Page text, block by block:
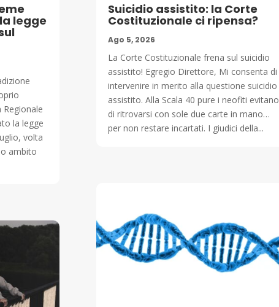
legge
Regionale
la legge
volta
ambito
Suicidio assistito: la Corte
Costituzionale ci ripensa?
Ago 5, 2026
La Corte Costituzionale frena sul suicidio
assistito! Egregio Direttore, Mi consenta di
intervenire in merito alla questione suicidio
assistito. Alla Scala 40 pure i neofiti evitano
di ritrovarsi con sole due carte in mano…
per non restare incartati. I giudici della...